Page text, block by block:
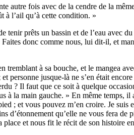
autre fois avec de la cendre de la
à l’ail qu’à cette condition. »
prêts un bassin et de l’eau avec
donc comme nous, lui dit-il, et
à sa bouche, et le mangea
personne jusque-là ne s’en était
? Il faut que ce soit à quelque
à la main gauche. » En même temps,
; et vous pouvez m’en croire. Je
d’étonnement qu’elle ne vous fera
et nous fit le récit de son histoire